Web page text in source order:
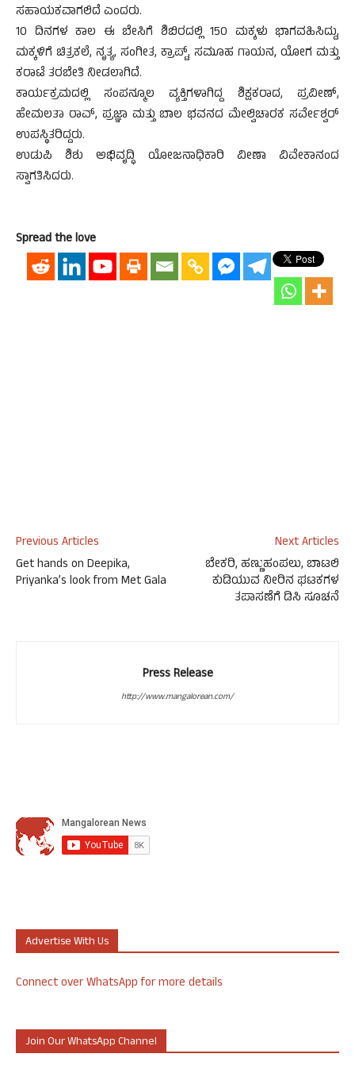
ಸಹಾಯಕವಾಗಲಿದೆ ಎಂದರು.
10 ದಿನಗಳ ಕಾಲ ಈ ಬೇಸಿಗೆ ಶಿಬಿರದಲ್ಲಿ 150 ಮಕ್ಕಳು ಭಾಗವಹಿಸಿದ್ದು,
ಮಕ್ಕಳಿಗೆ ಚಿತ್ರಕಲೆ, ನೃತ್ಯ, ಸಂಗೀತ, ಕ್ರಾಪ್ಟ್, ಸಮೂಹ ಗಾಯನ, ಯೋಗ ಮತ್ತು
ಕರಾಟೆ ತರಬೇತಿ ನೀಡಲಾಗಿದೆ.
ಕಾರ್ಯಕ್ರಮದಲ್ಲಿ ಸಂಪನ್ಮೂಲ ವ್ಯಕ್ತಿಗಳಾಗಿದ್ದ ಶಿಕ್ಷಕರಾದ, ಪ್ರವೀಣ್,
ಹೇಮಲತಾ ರಾವ್, ಪ್ರಜ್ಞಾ ಮತ್ತು ಬಾಲ ಭವನದ ಮೇಲ್ವಿಚಾರಕ ಸರ್ವೇಶ್ವರ್
ಉಪಸ್ಥಿತರಿದ್ದರು.
ಉಡುಪಿ ಶಿಶು ಅಭಿವೃದ್ಧಿ ಯೋಜನಾಧಿಕಾರಿ ವೀಣಾ ವಿವೇಕಾನಂದ
ಸ್ವಾಗತಿಸಿದರು.
Spread the love
Previous Articles
Get hands on Deepika,
Priyanka’s look from Met Gala
Next Articles
ಬೇಕರಿ, ಹಣ್ಣುಹಂಪಲು, ಬಾಟಲಿ
ಕುಡಿಯುವ ನೀರಿನ ಘಟಕಗಳ
ತಪಾಸಣೆಗೆ ಡಿಸಿ ಸೂಚನೆ
Press Release
http://www.mangalorean.com/
Advertise With Us
Connect over WhatsApp for more details
Join Our WhatsApp Channel